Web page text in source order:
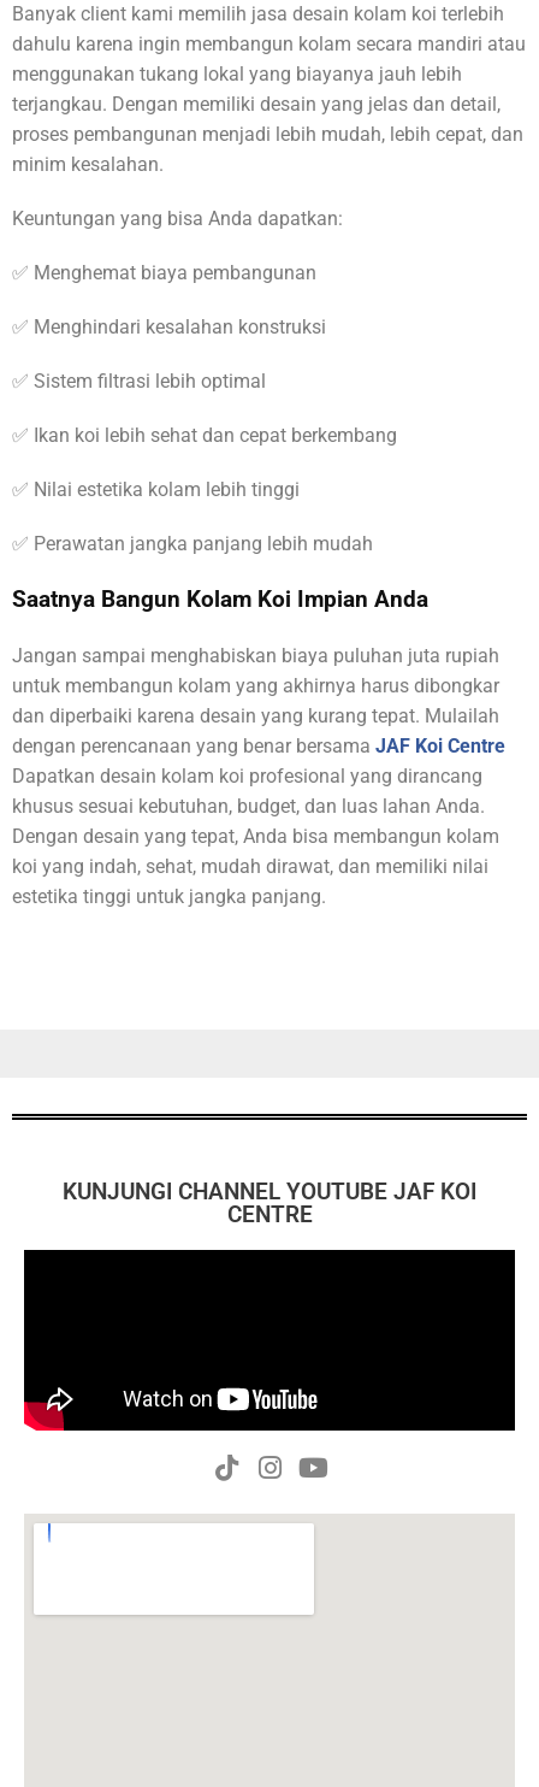
Banyak client kami memilih jasa desain kolam koi terlebih
dahulu karena ingin membangun kolam secara mandiri atau
menggunakan tukang lokal yang biayanya jauh lebih
terjangkau. Dengan memiliki desain yang jelas dan detail,
proses pembangunan menjadi lebih mudah, lebih cepat, dan
minim kesalahan.
Keuntungan yang bisa Anda dapatkan:
✅ Menghemat biaya pembangunan
✅ Menghindari kesalahan konstruksi
✅ Sistem filtrasi lebih optimal
✅ Ikan koi lebih sehat dan cepat berkembang
✅ Nilai estetika kolam lebih tinggi
✅ Perawatan jangka panjang lebih mudah
Saatnya Bangun Kolam Koi Impian Anda
Jangan sampai menghabiskan biaya puluhan juta rupiah
untuk membangun kolam yang akhirnya harus dibongkar
dan diperbaiki karena desain yang kurang tepat. Mulailah
dengan perencanaan yang benar bersama JAF Koi Centre
Dapatkan desain kolam koi profesional yang dirancang
khusus sesuai kebutuhan, budget, dan luas lahan Anda.
Dengan desain yang tepat, Anda bisa membangun kolam
koi yang indah, sehat, mudah dirawat, dan memiliki nilai
estetika tinggi untuk jangka panjang.
KUNJUNGI CHANNEL YOUTUBE JAF KOI
CENTRE